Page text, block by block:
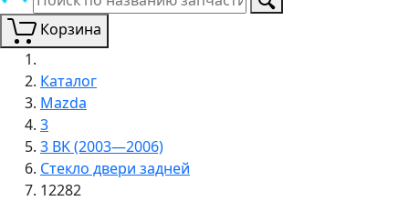
Корзина
Каталог
Mazda
3
3 BK (2003—2006)
Стекло двери задней
12282